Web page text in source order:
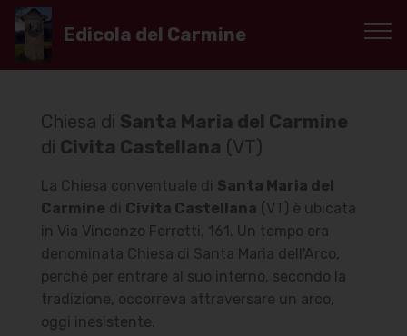
Edicola del Carmine
Chiesa di Santa Maria del Carmine
di Civita Castellana (VT)
La Chiesa conventuale di Santa Maria del
Carmine di Civita Castellana (VT) è ubicata
in Via Vincenzo Ferretti, 161. Un tempo era
denominata Chiesa di Santa Maria dell'Arco,
perché per entrare al suo interno, secondo la
tradizione, occorreva attraversare un arco,
oggi inesistente.